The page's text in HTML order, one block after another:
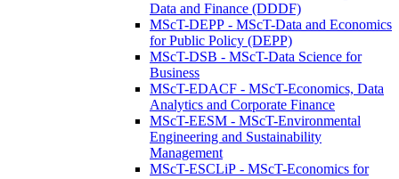
Data and Finance (DDDF)
MScT-DEPP - MScT-Data and Economics
for Public Policy (DEPP)
MScT-DSB - MScT-Data Science for
Business
MScT-EDACF - MScT-Economics, Data
Analytics and Corporate Finance
MScT-EESM - MScT-Environmental
Engineering and Sustainability
Management
MScT-ESCLiP - MScT-Economics for